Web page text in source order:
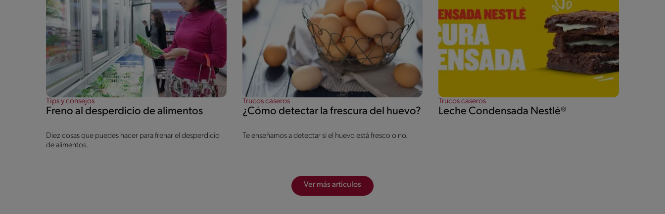
Tips y consejos
Freno al desperdicio de alimentos
Diez cosas que puedes hacer para frenar el desperdicio
de alimentos.
Trucos caseros
¿Cómo detectar la frescura del huevo?
Te enseñamos a detectar si el huevo está fresco o no.
Trucos caseros
Leche Condensada Nestlé®
Ver más articulos